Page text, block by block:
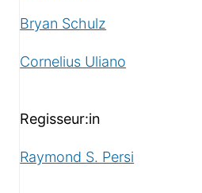
Bryan Schulz
Cornelius Uliano
Regisseur:in
Raymond S. Persi